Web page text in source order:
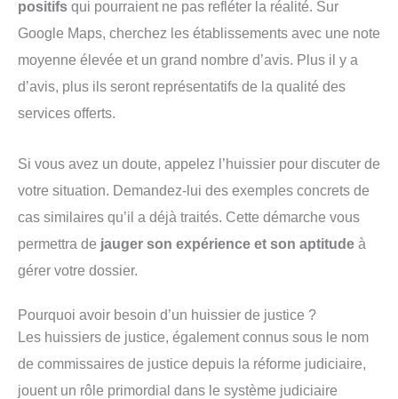
positifs qui pourraient ne pas refléter la réalité. Sur
Google Maps, cherchez les établissements avec une note
moyenne élevée et un grand nombre d’avis. Plus il y a
d’avis, plus ils seront représentatifs de la qualité des
services offerts.
Si vous avez un doute, appelez l’huissier pour discuter de
votre situation. Demandez-lui des exemples concrets de
cas similaires qu’il a déjà traités. Cette démarche vous
permettra de jauger son expérience et son aptitude à
gérer votre dossier.
Pourquoi avoir besoin d’un huissier de justice ?
Les huissiers de justice, également connus sous le nom
de commissaires de justice depuis la réforme judiciaire,
jouent un rôle primordial dans le système judiciaire